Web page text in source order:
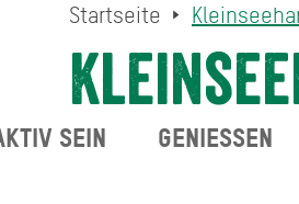
Startseite
SEIN GENIESSEN